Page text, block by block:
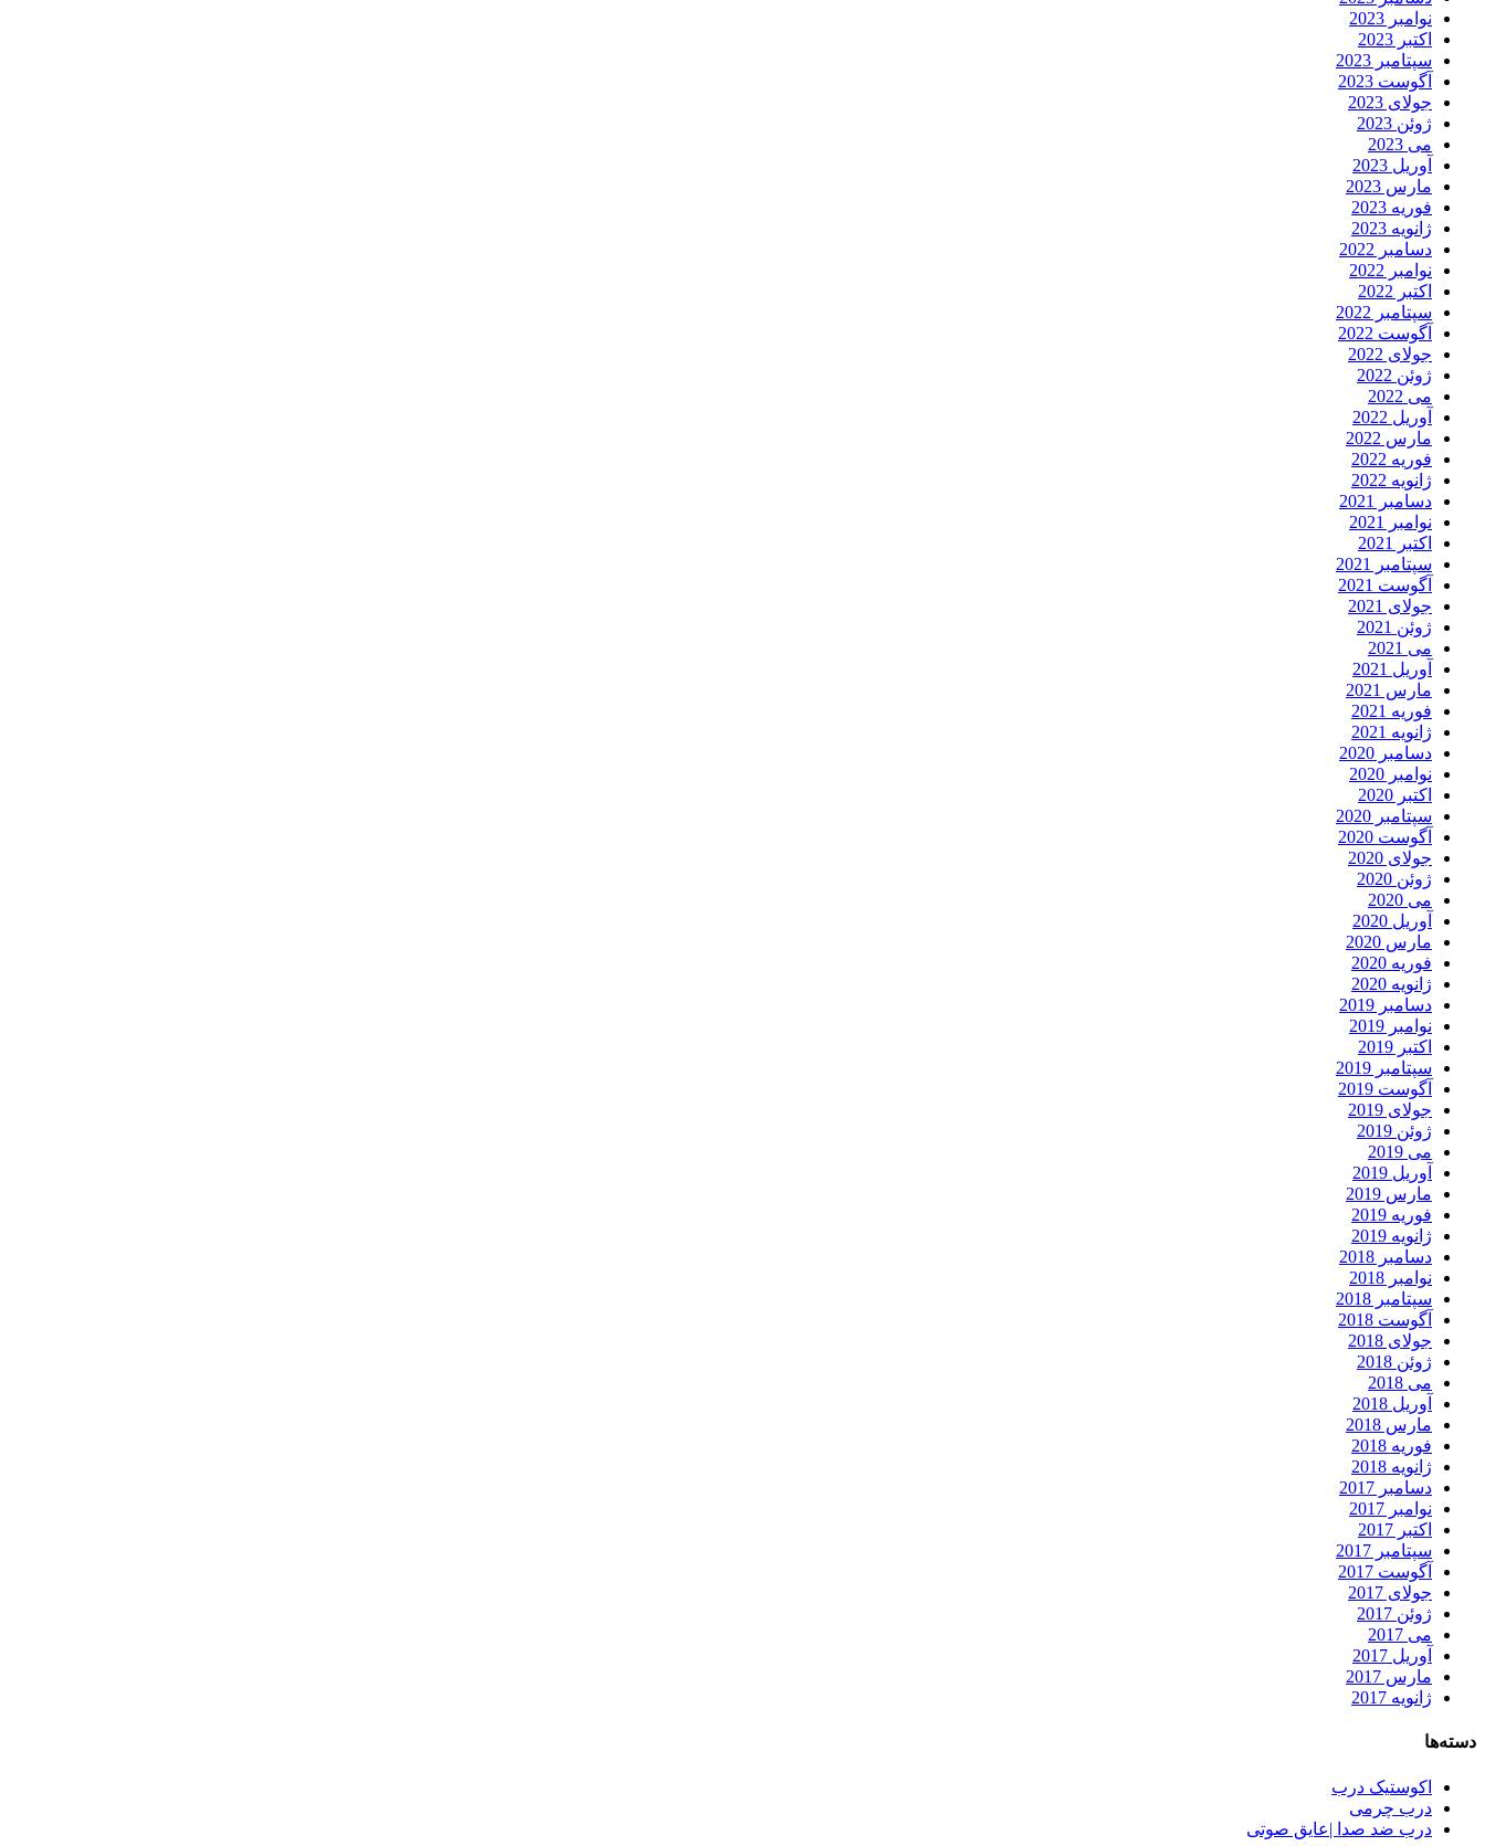
نوامبر 2023
اکتبر 2023
سپتامبر 2023
آگوست 2023
جولای 2023
ژوئن 2023
می 2023
آوریل 2023
مارس 2023
فوریه 2023
ژانویه 2023
دسامبر 2022
نوامبر 2022
اکتبر 2022
سپتامبر 2022
آگوست 2022
جولای 2022
ژوئن 2022
می 2022
آوریل 2022
مارس 2022
فوریه 2022
ژانویه 2022
دسامبر 2021
نوامبر 2021
اکتبر 2021
سپتامبر 2021
آگوست 2021
جولای 2021
ژوئن 2021
می 2021
آوریل 2021
مارس 2021
فوریه 2021
ژانویه 2021
دسامبر 2020
نوامبر 2020
اکتبر 2020
سپتامبر 2020
آگوست 2020
جولای 2020
ژوئن 2020
می 2020
آوریل 2020
مارس 2020
فوریه 2020
ژانویه 2020
دسامبر 2019
نوامبر 2019
اکتبر 2019
سپتامبر 2019
آگوست 2019
جولای 2019
ژوئن 2019
می 2019
آوریل 2019
مارس 2019
فوریه 2019
ژانویه 2019
دسامبر 2018
نوامبر 2018
سپتامبر 2018
آگوست 2018
جولای 2018
ژوئن 2018
می 2018
آوریل 2018
مارس 2018
فوریه 2018
ژانویه 2018
دسامبر 2017
نوامبر 2017
اکتبر 2017
سپتامبر 2017
آگوست 2017
جولای 2017
ژوئن 2017
می 2017
آوریل 2017
مارس 2017
ژانویه 2017
دسته‌ها
اکوستیک درب
درب چرمی
درب ضد صدا |عایق صوتی